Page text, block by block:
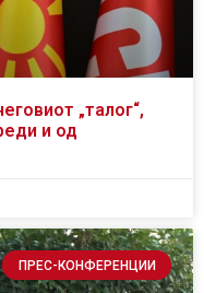
„талог“,
и од
ПРЕС-КОНФЕРЕНЦИИ